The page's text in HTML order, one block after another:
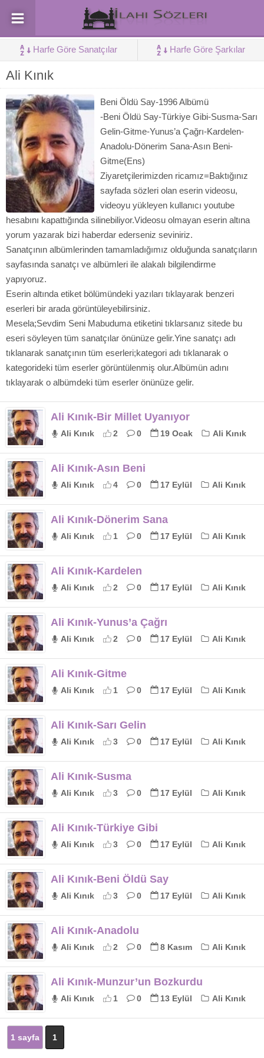
Harfe Göre Sanatçılar Harfe Göre Şarkılar
Ali Kınık
Beni Öldü Say-1996 Albümü
-Beni Öldü Say-Türkiye Gibi-Susma-Sarı
Gelin-Gitme-Yunus’a Çağrı-Kardelen-
Anadolu-Dönerim Sana-Asın Beni-
Gitme(Ens)
Ziyaretçilerimizden ricamız=Baktığınız
sayfada sözleri olan eserin videosu,
videoyu yükleyen kullanıcı youtube
hesabını kapattığında silinebiliyor.Videosu olmayan eserin altına
yorum yazarak bizi haberdar ederseniz seviniriz.
Sanatçının albümlerinden tamamladığımız olduğunda sanatçıların
sayfasında sanatçı ve albümleri ile alakalı bilgilendirme
yapıyoruz.
Eserin altında etiket bölümündeki yazıları tıklayarak benzeri
eserleri bir arada görüntüleyebilirsiniz.
Mesela;Sevdim Seni Mabuduma etiketini tıklarsanız sitede bu
eseri söyleyen tüm sanatçılar önünüze gelir.Yine sanatçı adı
tıklanarak sanatçının tüm eserleri;kategori adı tıklanarak o
kategorideki tüm eserler görüntülenmiş olur.Albümün adını
tıklayarak o albümdeki tüm eserler önünüze gelir.
Ali Kınık-Bir Millet Uyanıyor
Ali Kınık 2 0 19 Ocak Ali Kınık
Ali Kınık-Asın Beni
Ali Kınık 4 0 17 Eylül Ali Kınık
Ali Kınık-Dönerim Sana
Ali Kınık 1 0 17 Eylül Ali Kınık
Ali Kınık-Kardelen
Ali Kınık 2 0 17 Eylül Ali Kınık
Ali Kınık-Yunus’a Çağrı
Ali Kınık 2 0 17 Eylül Ali Kınık
Ali Kınık-Gitme
Ali Kınık 1 0 17 Eylül Ali Kınık
Ali Kınık-Sarı Gelin
Ali Kınık 3 0 17 Eylül Ali Kınık
Ali Kınık-Susma
Ali Kınık 3 0 17 Eylül Ali Kınık
Ali Kınık-Türkiye Gibi
Ali Kınık 3 0 17 Eylül Ali Kınık
Ali Kınık-Beni Öldü Say
Ali Kınık 3 0 17 Eylül Ali Kınık
Ali Kınık-Anadolu
Ali Kınık 2 0 8 Kasım Ali Kınık
Ali Kınık-Munzur’un Bozkurdu
Ali Kınık 1 0 13 Eylül Ali Kınık
1 sayfa 1